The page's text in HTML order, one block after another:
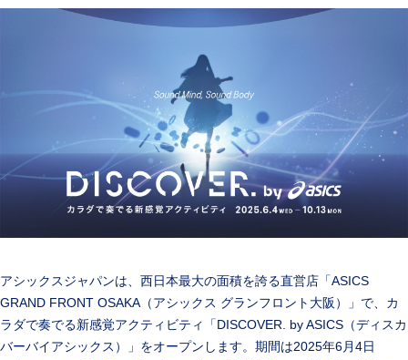
アシックスジャパンは、西日本最大の面積を誇る直営店「ASICS
GRAND FRONT OSAKA（アシックス グランフロント大阪）」で、カ
ラダで奏でる新感覚アクティビティ「DISCOVER. by ASICS（ディスカ
バーバイアシックス）」をオープンします。期間は2025年6月4日